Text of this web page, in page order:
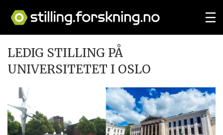
LEDIG STILLING PÅ
UNIVERSITETET I OSLO